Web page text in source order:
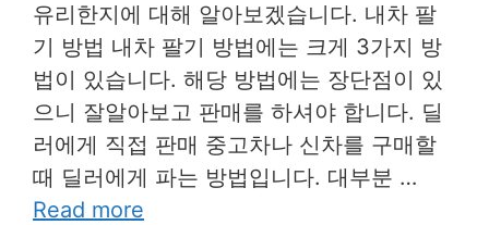
유리한지에 대해 알아보겠습니다. 내차 팔
기 방법 내차 팔기 방법에는 크게 3가지 방
법이 있습니다. 해당 방법에는 장단점이 있
으니 잘알아보고 판매를 하셔야 합니다. 딜
러에게 직접 판매 중고차나 신차를 구매할
때 딜러에게 파는 방법입니다. 대부분 …
Read more